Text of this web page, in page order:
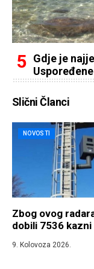
Gdje je
Slični Članci
NOVOSTI
Zbog ovog
dobili 7536 kazni
9. Kolovoza 2026.